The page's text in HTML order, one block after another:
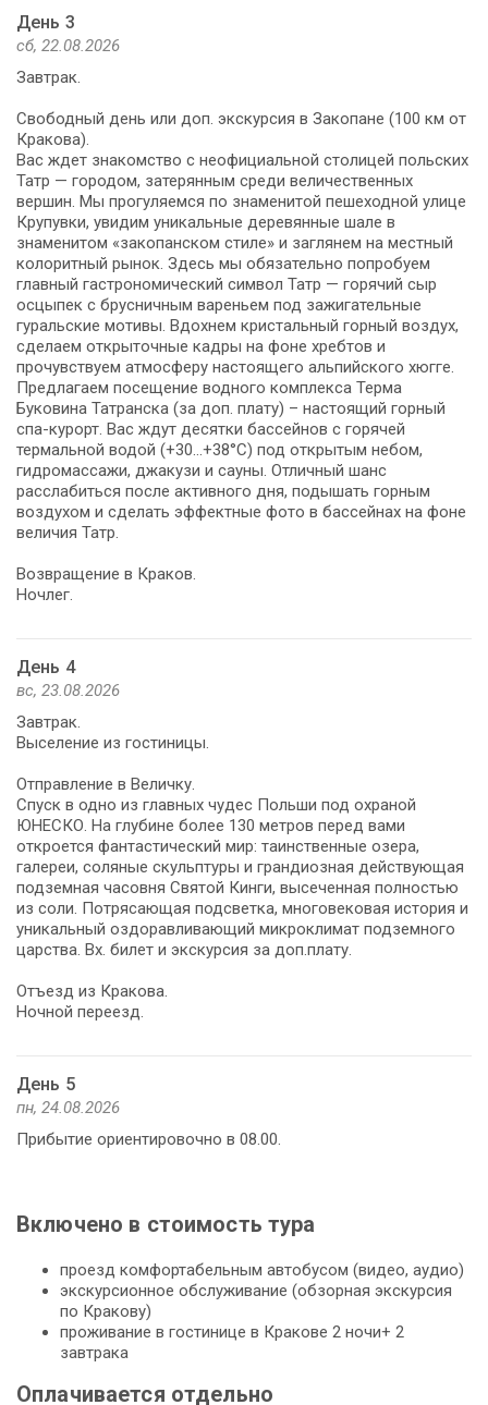
День 3
сб, 22.08.2026
Завтрак.
Свободный день или доп. экскурсия в Закопане (100 км от
Кракова).
Вас ждет знакомство с неофициальной столицей польских
Татр — городом, затерянным среди величественных
вершин. Мы прогуляемся по знаменитой пешеходной улице
Крупувки, увидим уникальные деревянные шале в
знаменитом «закопанском стиле» и заглянем на местный
колоритный рынок. Здесь мы обязательно попробуем
главный гастрономический символ Татр — горячий сыр
осцыпек с брусничным вареньем под зажигательные
гуральские мотивы. Вдохнем кристальный горный воздух,
сделаем открыточные кадры на фоне хребтов и
прочувствуем атмосферу настоящего альпийского хюгге.
Предлагаем посещение водного комплекса Терма
Буковина Татранска (за доп. плату) – настоящий горный
спа-курорт. Вас ждут десятки бассейнов с горячей
термальной водой (+30...+38°C) под открытым небом,
гидромассажи, джакузи и сауны. Отличный шанс
расслабиться после активного дня, подышать горным
воздухом и сделать эффектные фото в бассейнах на фоне
величия Татр.
Возвращение в Краков.
Ночлег.
День 4
вс, 23.08.2026
Завтрак.
Выселение из гостиницы.
Отправление в Величку.
Спуск в одно из главных чудес Польши под охраной
ЮНЕСКО. На глубине более 130 метров перед вами
откроется фантастический мир: таинственные озера,
галереи, соляные скульптуры и грандиозная действующая
подземная часовня Святой Кинги, высеченная полностью
из соли. Потрясающая подсветка, многовековая история и
уникальный оздоравливающий микроклимат подземного
царства. Вх. билет и экскурсия за доп.плату.
Отъезд из Кракова.
Ночной переезд.
День 5
пн, 24.08.2026
Прибытие ориентировочно в 08.00.
Включено в стоимость тура
проезд комфортабельным автобусом (видео, аудио)
экскурсионное обслуживание (обзорная экскурсия
по Кракову)
проживание в гостинице в Кракове 2 ночи+ 2
завтрака
Оплачивается отдельно